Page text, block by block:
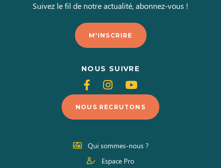
Suivez le fil de notre actualité, abonnez-vous !
M'INSCRIRE
NOUS SUIVRE
Suivez-
nous
sur
Facebook
Suivez-
nous
sur
Instagram
Suivez-
nous
sur
Youtube
NOUS RECRUTONS
Qui sommes-nous ?
Espace Pro